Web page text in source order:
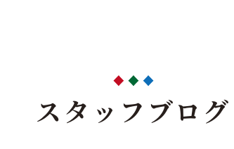
スタッフブログ